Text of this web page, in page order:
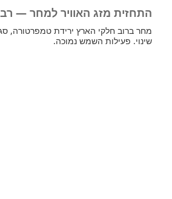
התחזית מזג האוויר למחר — רביעי, 19
שינוי. פעילות השמש נמוכה.